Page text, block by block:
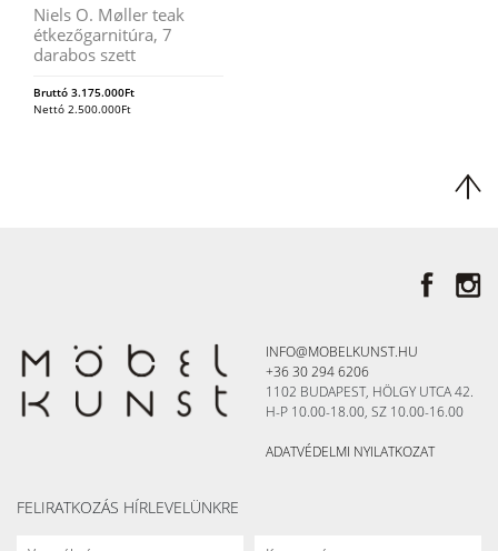
Niels O. Møller teak
étkezőgarnitúra, 7
darabos szett
Bruttó 3.175.000Ft
Nettó 2.500.000Ft
INFO@MOBELKUNST.HU
+36 30 294 6206
1102 BUDAPEST, HÖLGY UTCA 42.
H-P 10.00-18.00, SZ 10.00-16.00
ADATVÉDELMI NYILATKOZAT
FELIRATKOZÁS HÍRLEVELÜNKRE